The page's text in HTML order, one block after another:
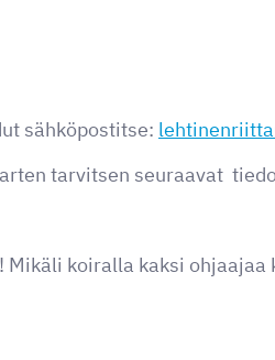
sähköpostitse:
tarvitsen seuraavat
Mikäli koiralla kaksi